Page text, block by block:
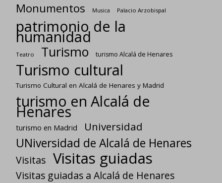
Monumentos Musica Palacio Arzobispal
patrimonio de la
humanidad
Teatro Turismo turismo Alcalá de Henares
Turismo cultural
Turismo Cultural en Alcalá de Henares y Madrid
turismo en Alcalá de
Henares
turismo en Madrid Universidad
UNiversidad de Alcalá de Henares
Visitas Visitas guiadas
Visitas guiadas a Alcalá de Henares